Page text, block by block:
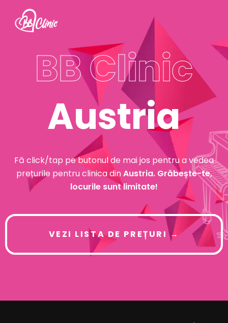
BB Clinic
Austria
Fă click/tap pe butonul de mai jos pentru a vedea
prețurile pentru clinica dinAustria. Grăbește-te,
locurile sunt limitate!
VEZI LISTA DE PREȚURI →